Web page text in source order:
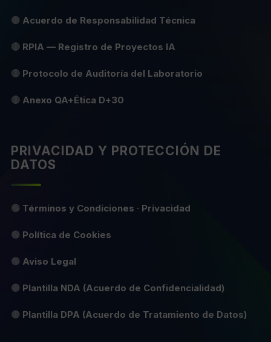
🟡 Acuerdo de Responsabilidad Técnica
🔴 RPIA — Registro de Proyectos IA
🔴 Protocolo de Auditoría del Laboratorio
🔴 Anexo QA+Ética D+30
PRIVACIDAD Y PROTECCIÓN DE
DATOS
🟢 Términos y Condiciones · Privacidad
🟢 Política de Cookies
🟢 Aviso Legal
🟡 Plantilla NDA (Acuerdo de Confidencialidad)
🟡 Plantilla DPA (Acuerdo de Tratamiento de Datos)